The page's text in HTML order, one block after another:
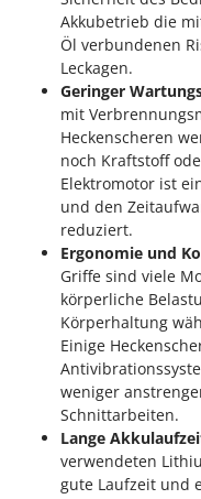
Akkubetrieb die
Öl verbundenen
Leckagen.
Geringer
mit
Heckenscheren
noch Kraftstoff
Elektromotor ist
und den
reduziert.
Ergonomie und
Griffe sind viele
körperliche
Körperhaltung
Einige
weniger
Schnittarbeiten.
Lange
verwendeten
gute Laufzeit und